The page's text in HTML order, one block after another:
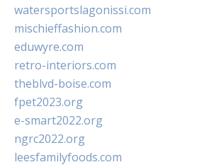
watersportslagonissi.com
mischieffashion.com
eduwyre.com
retro-interiors.com
theblvd-boise.com
fpet2023.org
e-smart2022.org
ngrc2022.org
leesfamilyfoods.com